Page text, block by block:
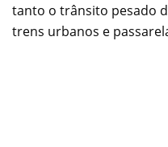
tanto o trânsito pesado
trens urbanos e